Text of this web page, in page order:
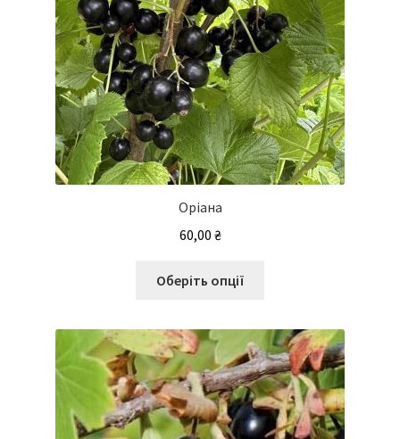
Оріана
60,00 ₴
Оберіть опції
кілька
варіантів.
Параметри
можна
вибрати